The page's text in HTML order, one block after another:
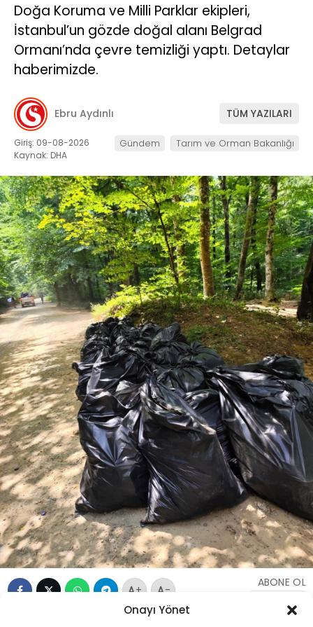
Onayı Yönet
Doğa Koruma ve Milli Parklar ekipleri,
İstanbul’un gözde doğal alanı Belgrad
Ormanı’nda çevre temizliği yaptı. Detaylar
haberimizde.
Ebru Aydınlı TÜM YAZILARI
Giriş: 09-08-2026
Kaynak: DHA
Gündem Tarım ve Orman Bakanlığı
+ -
ABONE OL